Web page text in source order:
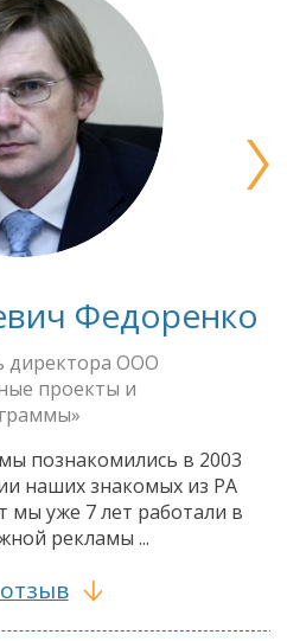
Федоренко
директора ООО
проекты и
познакомились в 2003
наших знакомых из РА
мы уже 7 лет работали в
рекламы ...